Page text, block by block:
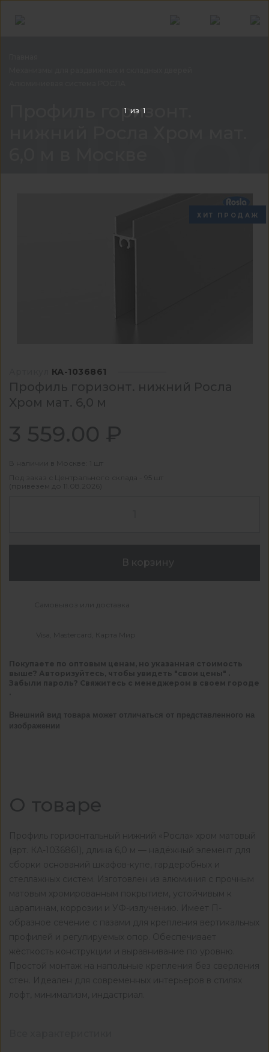
Профиль горизонт.
ХИТ ПРОДАЖ
КА-1036861
Профиль горизонт. нижний Росла
Хром мат. 6,0 м
3 559.00 ₽
В наличии в Москве: 1 шт
Под заказ с Центрального склада - 95 шт
(привезем до 11.08.2026)
В корзину
Самовывоз или доставка
Visa, Mastercard, Карта Мир
Покупаете по оптовым ценам, но указанная стоимость
выше? Авторизуйтесь, чтобы увидеть "свои цены" .
Забыли пароль? Свяжитесь с менеджером в своем городе
Внешний вид товара может отличаться от представленного на
изображении
О товаре
Профиль горизонтальный нижний «Росла» хром матовый
(арт. КА-1036861), длина 6,0 м — надёжный элемент для
сборки оснований шкафов-купе, гардеробных и
стеллажных систем. Изготовлен из алюминия с прочным
матовым хромированным покрытием, устойчивым к
царапинам, коррозии и УФ-излучению. Имеет П-
образное сечение с пазами для крепления вертикальных
профилей и регулируемых опор. Обеспечивает
жёсткость конструкции и выравнивание по уровню.
Простой монтаж на напольные крепления без сверления
стен. Идеален для современных интерьеров в стилях
лофт, минимализм, индастриал.
1 из 1